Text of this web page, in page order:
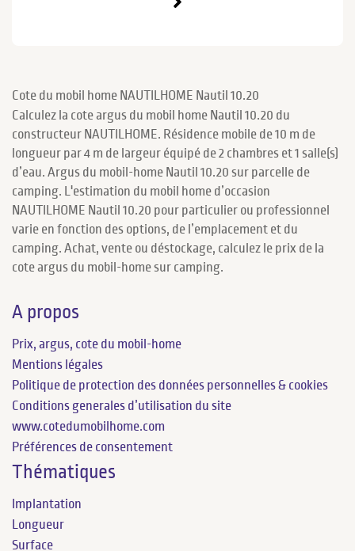
Cote du mobil home NAUTILHOME Nautil 10.20
Calculez la cote argus du mobil home Nautil 10.20 du
constructeur NAUTILHOME. Résidence mobile de 10 m de
longueur par 4 m de largeur équipé de 2 chambres et 1 salle(s)
d’eau. Argus du mobil-home Nautil 10.20 sur parcelle de
camping. L'estimation du mobil home d’occasion
NAUTILHOME Nautil 10.20 pour particulier ou professionnel
varie en fonction des options, de l’emplacement et du
camping. Achat, vente ou déstockage, calculez le prix de la
cote argus du mobil-home sur camping.
A propos
Prix, argus, cote du mobil-home
Mentions légales
Politique de protection des données personnelles & cookies
Conditions generales d’utilisation du site
www.cotedumobilhome.com
Préférences de consentement
Thématiques
Implantation
Longueur
Surface